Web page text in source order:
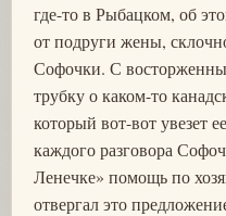
где-то в Рыбацком, об
от подруги жены,
Софочки. С
трубку о каком-то
который вот-вот
каждого разговора
Ленечке» помощь по
отвергал это